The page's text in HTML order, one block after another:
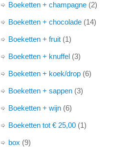
Boeketten + champagne 2
Boeketten + chocolade 14
Boeketten + fruit 1
Boeketten + knuffel 3
Boeketten + koek/drop 6
Boeketten + sappen 3
Boeketten + wijn 6
Boeketten tot € 25,00 1
box 9